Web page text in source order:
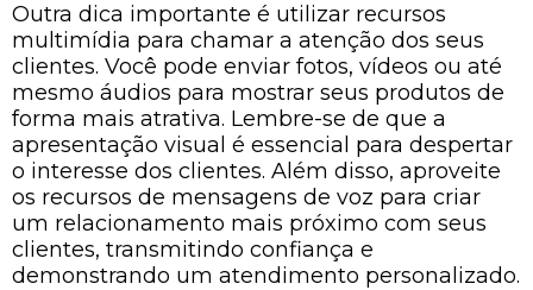
Outra dica importante é utilizar recursos
multimídia para chamar a atenção dos seus
clientes. Você pode enviar fotos, vídeos ou até
mesmo áudios para mostrar seus produtos de
forma mais atrativa. Lembre-se de que a
apresentação visual é essencial para despertar
o interesse dos clientes. Além disso, aproveite
os recursos de mensagens de voz para criar
um relacionamento mais próximo com seus
clientes, transmitindo confiança e
demonstrando um atendimento personalizado.